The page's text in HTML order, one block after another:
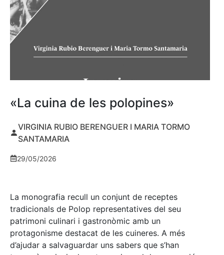
«La cuina de les polopines»
VIRGINIA RUBIO BERENGUER I MARIA TORMO
SANTAMARIA
29/05/2026
La monografia recull un conjunt de receptes
tradicionals de Polop representatives del seu
patrimoni culinari i gastronòmic amb un
protagonisme destacat de les cuineres. A més
d’ajudar a salvaguardar uns sabers que s’han